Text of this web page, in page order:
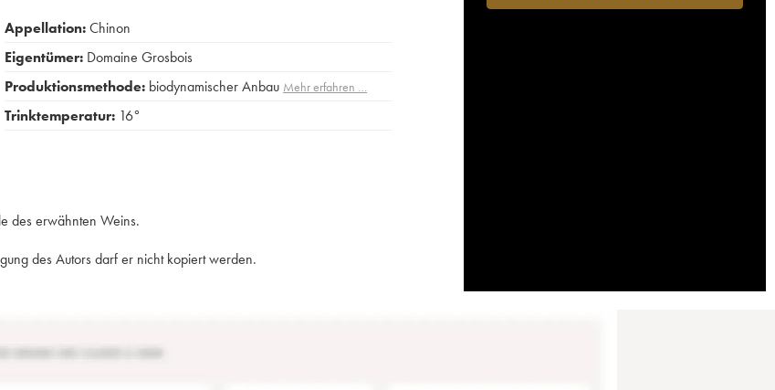
Appellation:Chinon
Eigentümer: Domaine Grosbois
Produktionsmethode: biodynamischer Anbau Mehr erfahren …
Trinktemperatur: 16°
des erwähnten Weins.
des Autors darf er nicht kopiert werden.